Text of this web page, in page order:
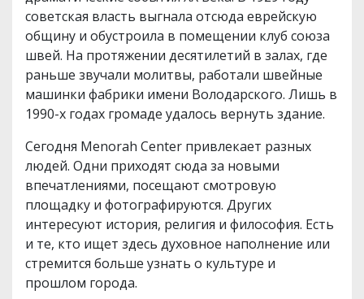
советская власть выгнала отсюда еврейскую
общину и обустроила в помещении клуб союза
швей. На протяжении десятилетий в залах, где
раньше звучали молитвы, работали швейные
машинки фабрики имени Володарского. Лишь в
1990-х годах громаде удалось вернуть здание.
Сегодня Menorah Center привлекает разных
людей. Одни приходят сюда за новыми
впечатлениями, посещают смотровую
площадку и фотографируются. Других
интересуют история, религия и философия. Есть
и те, кто ищет здесь духовное наполнение или
стремится больше узнать о культуре и
прошлом города.